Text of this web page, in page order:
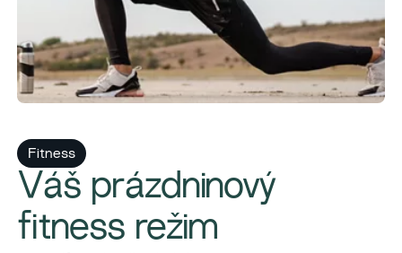
Fitness
Váš prázdninový
fitness režim